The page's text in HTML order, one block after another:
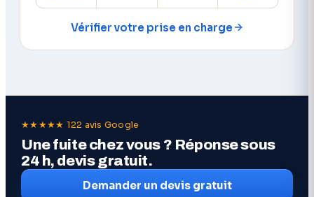
Vérifier votre prise en charge
★★★★★ 122 avis Google
Une fuite chez vous ? Réponse sous
24 h, devis gratuit.
Demander un devis gratuit